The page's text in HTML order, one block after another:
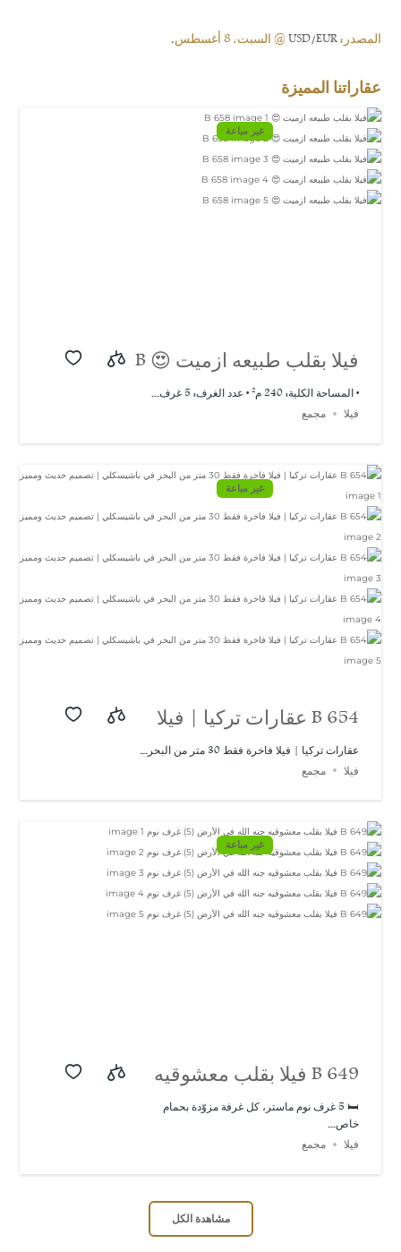
المصدر:USD/EUR@ السبت, 8 أغسطس.
عقاراتنا المميزة
غير مباعة
فيلا بقلب طبيعه ازميت 😍 B
658
• المساحة الكلية: 240 م² • عدد الغرف: 5 غرف...
فيلا
مجمع
غير مباعة
B 654 عقارات تركيا | فيلا
فاخرة فقط 30 متر من
البحر في باشيسكلي |
تصميم حديث ومميز
عقارات تركيا | فيلا فاخرة فقط 30 متر من البحر...
فيلا
مجمع
غير مباعة
B 649 فيلا بقلب معشوقيه
جنه الله في الأرض (5)
غرف نوم
🛏️ 5 غرف نوم ماستر، كل غرفة مزوّدة بحمام
خاص...
فيلا
مجمع
مشاهدة الكل